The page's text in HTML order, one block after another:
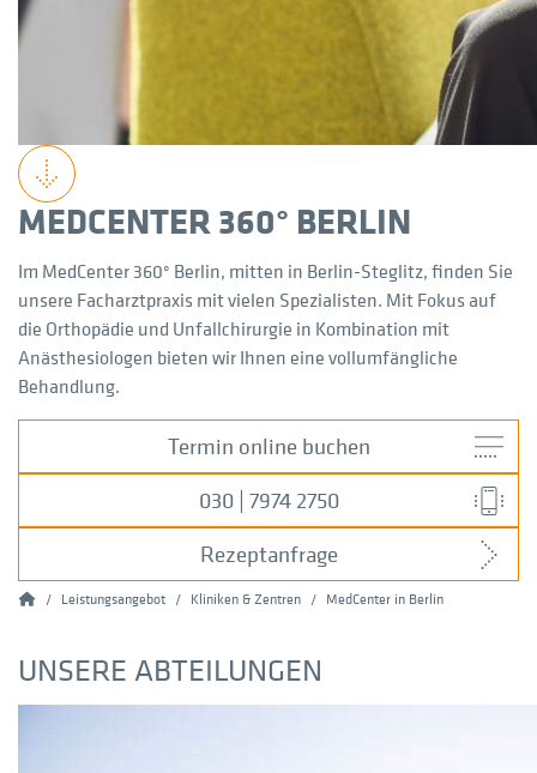
MEDCENTER 360° BERLIN
Im MedCenter 360° Berlin, mitten in Berlin-Steglitz, finden Sie
unsere Facharztpraxis mit vielen Spezialisten. Mit Fokus auf
die Orthopädie und Unfallchirurgie in Kombination mit
Anästhesiologen bieten wir Ihnen eine vollumfängliche
Behandlung.
Termin online buchen
030 | 7974 2750
Rezeptanfrage
HomeLeistungsangebot Kliniken & Zentren MedCenter in Berlin
UNSERE ABTEILUNGEN